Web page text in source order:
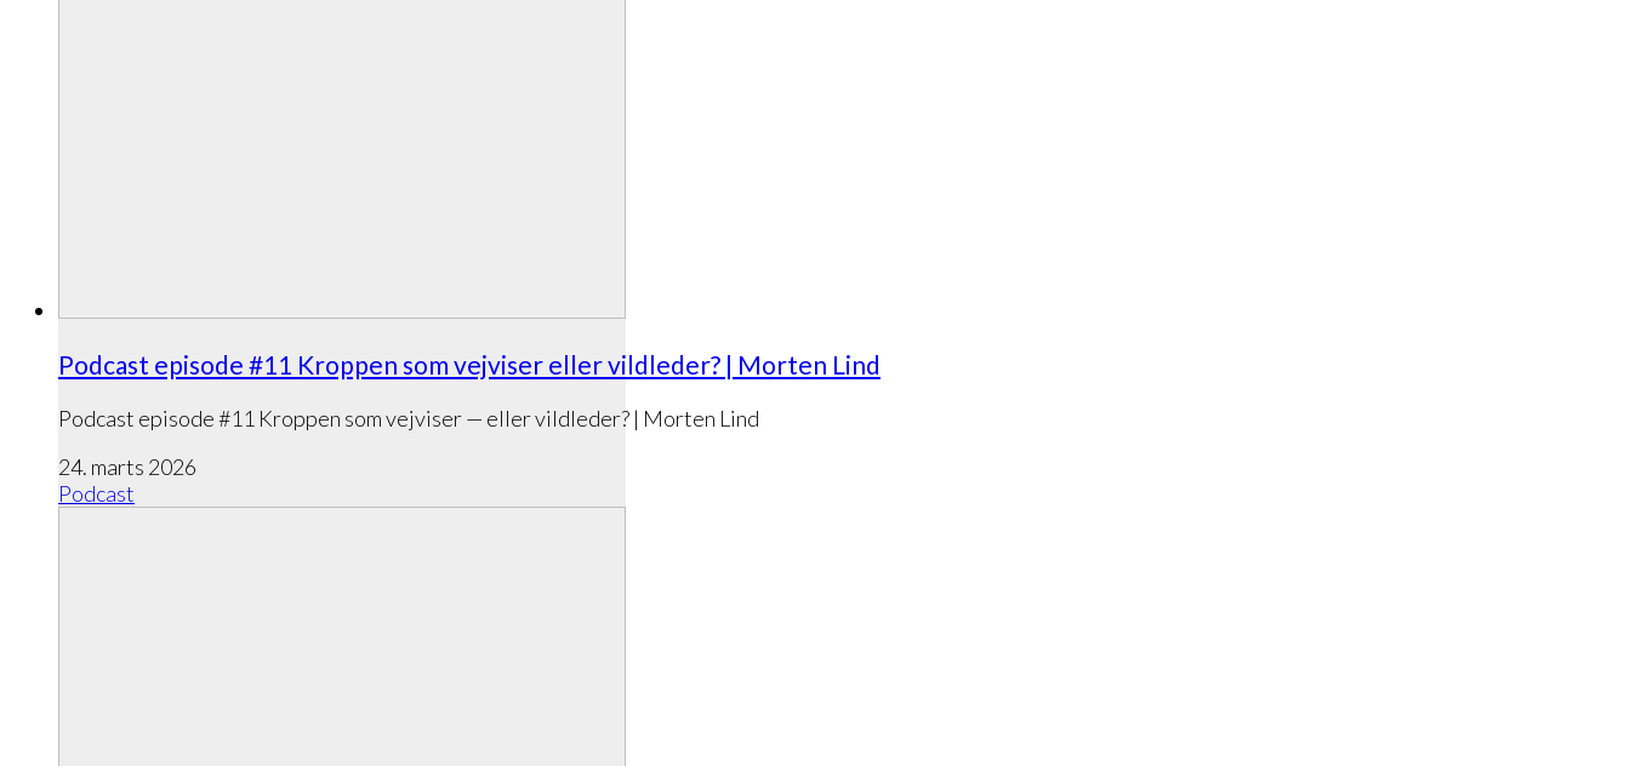
Podcast episode #11 Kroppen som vejviser eller vildleder? | Morten Lind
Podcast episode #11 Kroppen som vejviser — eller vildleder? | Morten Lind
24. marts 2026
Podcast